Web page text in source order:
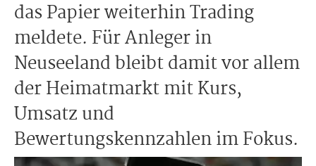
das Papier weiterhin Trading
meldete. Für Anleger in
Neuseeland bleibt damit vor allem
der Heimatmarkt mit Kurs,
Umsatz und
Bewertungskennzahlen im Fokus.